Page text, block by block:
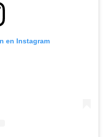
en Instagram